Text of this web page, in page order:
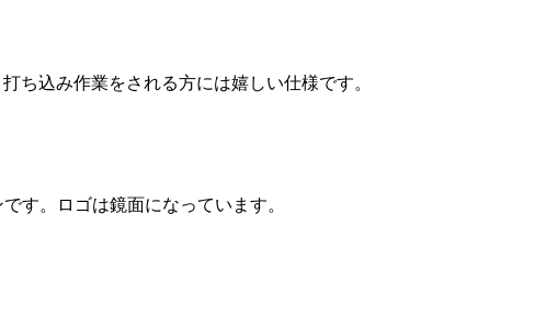
ち込み作業をされる方には嬉しい仕様です。
す。ロゴは鏡面になっています。